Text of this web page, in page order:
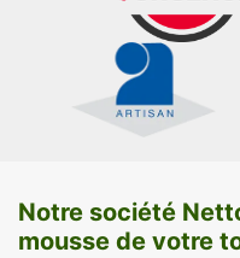
Notre société
mousse de votre